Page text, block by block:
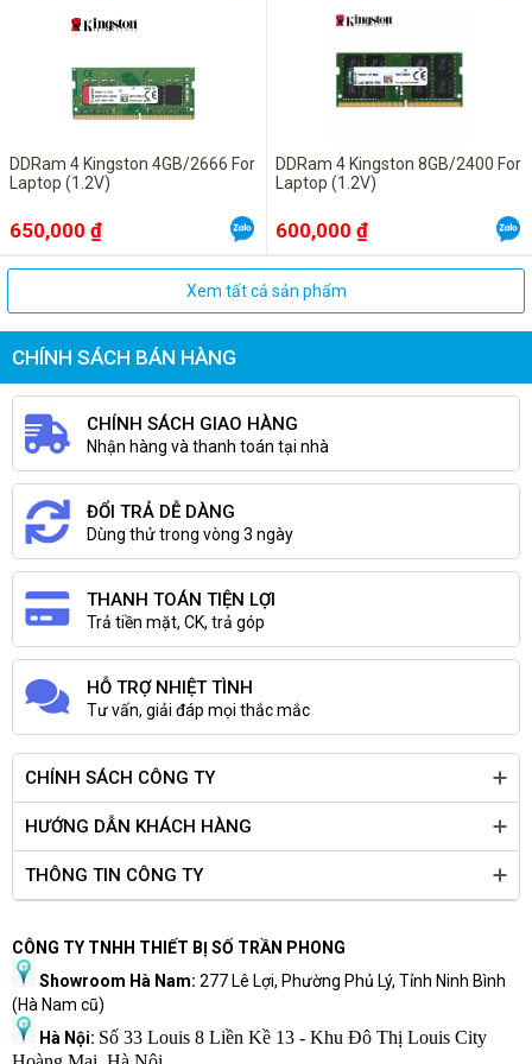
DDRam 4 Kingston 4GB/2666 For
Laptop (1.2V)
650,000 ₫
DDRam 4 Kingston 8GB/2400 For
Laptop (1.2V)
600,000 ₫
Xem tất cả sản phẩm
CHÍNH SÁCH BÁN HÀNG
CHÍNH SÁCH GIAO HÀNG
Nhận hàng và thanh toán tại nhà
ĐỔI TRẢ DỄ DÀNG
Dùng thử trong vòng 3 ngày
THANH TOÁN TIỆN LỢI
Trả tiền mặt, CK, trả góp
HỖ TRỢ NHIỆT TÌNH
Tư vấn, giải đáp mọi thắc mắc
CHÍNH SÁCH CÔNG TY
HƯỚNG DẪN KHÁCH HÀNG
THÔNG TIN CÔNG TY
CÔNG TY TNHH THIẾT BỊ SỐ TRẦN PHONG
Showroom Hà Nam: 277 Lê Lợi, Phường Phủ Lý, Tỉnh Ninh Bình
(Hà Nam cũ)
Hà Nội: Số 33 Louis 8 Liền Kề 13 - Khu Đô Thị Louis City